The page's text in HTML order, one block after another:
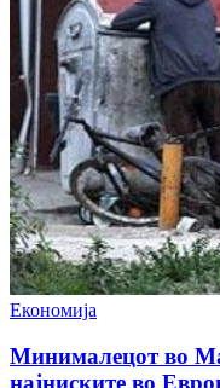
Економија
Минималецот во